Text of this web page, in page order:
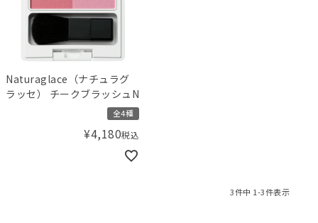
Naturaglace（ナチュラグ
ラッセ） チークブラッシュN
全4種
¥4,180税込
3件中 1-3件表示